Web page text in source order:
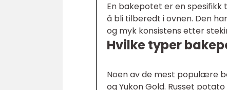
En bakepotet er en
å bli tilberedt i ovnen. Den
og myk konsistens etter
Hvilke typer
Noen av de mest populære
og Yukon Gold. Russet